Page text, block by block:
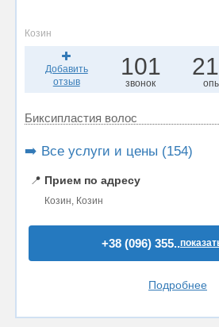
Козин
Добавить
отзыв
101
звонок
Биксипластия волос
➡️ Все услуги и цены (154)
📍 Прием по адресу
Козин, Козин
+38 (096) 355..
Подробнее